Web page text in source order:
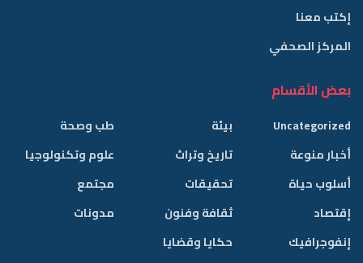
إكتب معنا
المركز الصحفي
بعض الأقسام
Uncategorized
أخبار منوعة
أسلوب حياة
إقتصاد
إنفوجرافيك
بيئة
تاريخ وتراث
تحقيقات
ثقافة وفنون
حكايا وقضايا
طب وصحة
علوم وتكنولوجيا
مجتمع
مدونات